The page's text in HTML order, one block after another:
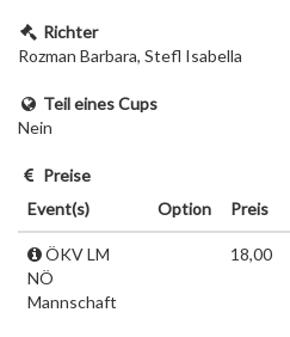
Richter
Rozman Barbara, Stefl Isabella
Teil eines Cups
Nein
Preise
Event(s)
Option Preis
ÖKV LM
NÖ
Mannschaft
18,00